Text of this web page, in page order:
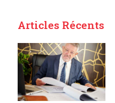
Articles Récents